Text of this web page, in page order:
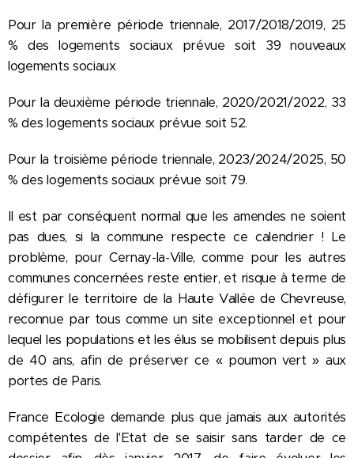
Pour la première période triennale, 2017/2018/2019, 25
% des logements sociaux prévue soit 39 nouveaux
logements sociaux
Pour la deuxième période triennale, 2020/2021/2022, 33
% des logements sociaux prévue soit 52.
Pour la troisième période triennale, 2023/2024/2025, 50
% des logements sociaux prévue soit 79.
Il est par conséquent normal que les amendes ne soient
pas dues, si la commune respecte ce calendrier ! Le
problème, pour Cernay-la-Ville, comme pour les autres
communes concernées reste entier, et risque à terme de
défigurer le territoire de la Haute Vallée de Chevreuse,
reconnue par tous comme un site exceptionnel et pour
lequel les populations et les élus se mobilisent depuis plus
de 40 ans, afin de préserver ce « poumon vert » aux
portes de Paris.
France Ecologie demande plus que jamais aux autorités
compétentes de l'Etat de se saisir sans tarder de ce